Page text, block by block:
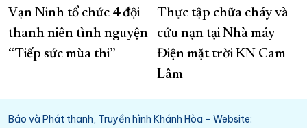
Vạn Ninh tổ chức 4 đội
thanh niên tình nguyện
“Tiếp sức mùa thi”
Thực tập chữa cháy và
cứu nạn tại Nhà máy
Điện mặt trời KN Cam
Lâm
Báo và Phát thanh, Truyền hình Khánh Hòa - Website: